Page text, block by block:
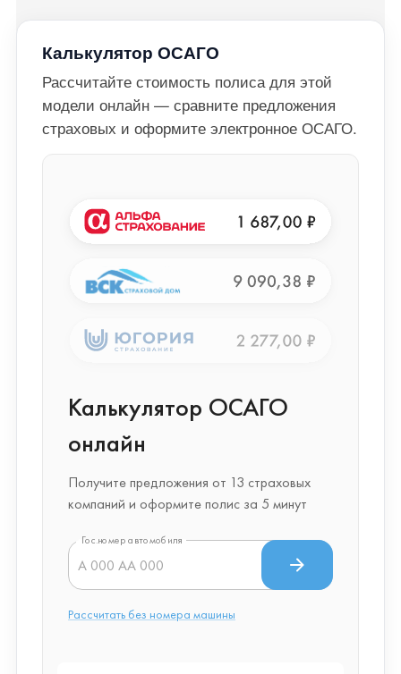
Калькулятор ОСАГО
Рассчитайте стоимость полиса для этой
модели онлайн — сравните предложения
страховых и оформите электронное ОСАГО.